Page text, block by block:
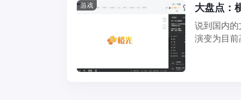
游戏 大盘点：
说到国内
演变为目